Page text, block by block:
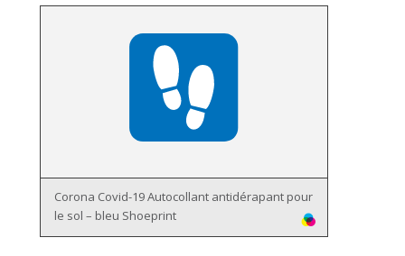
Corona Covid-19 Autocollant antidérapant pour
le sol – bleu Shoeprint